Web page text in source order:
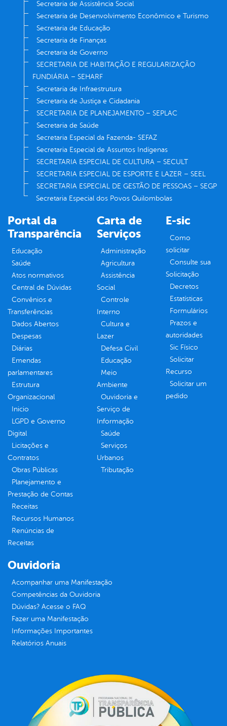
Secretaria de Assistência Social
Secretaria de Desenvolvimento Econômico e Turismo
Secretaria de Educação
Secretaria de Finanças
Secretaria de Governo
SECRETARIA DE HABITAÇÃO E REGULARIZAÇÃO
FUNDIÁRIA – SEHARF
Secretaria de Infraestrutura
Secretaria de Justiça e Cidadania
SECRETARIA DE PLANEJAMENTO – SEPLAC
Secretaria de Saúde
Secretaria Especial da Fazenda- SEFAZ
Secretaria Especial de Assuntos Indígenas
SECRETARIA ESPECIAL DE CULTURA – SECULT
SECRETARIA ESPECIAL DE ESPORTE E LAZER – SEEL
SECRETARIA ESPECIAL DE GESTÃO DE PESSOAS – SEGP
Secretaria Especial dos Povos Quilombolas
Portal da
Transparência
Educação
Saúde
Atos normativos
Central de Dúvidas
Convênios e
Transferências
Dados Abertos
Despesas
Diárias
Emendas
parlamentares
Estrutura
Organizacional
Inicio
LGPD e Governo
Digital
Licitações e
Contratos
Obras Públicas
Planejamento e
Prestação de Contas
Receitas
Recursos Humanos
Renúncias de
Receitas
Carta de
Serviços
Administração
Agricultura
Assistência
Social
Controle
Interno
Cultura e
Lazer
Defesa Civil
Educação
Meio
Ambiente
Ouvidoria e
Serviço de
Informação
Saúde
Serviços
Urbanos
Tributação
E-sic
Como
solicitar
Consulte sua
Solicitação
Decretos
Estatísticas
Formulários
Prazos e
autoridades
Sic Físico
Solicitar
Recurso
Solicitar um
pedido
Ouvidoria
Acompanhar uma Manifestação
Competências da Ouvidoria
Dúvidas? Acesse o FAQ
Fazer uma Manifestação
Informações Importantes
Relatórios Anuais